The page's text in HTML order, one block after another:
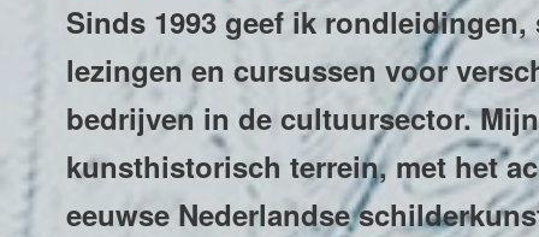
Sinds 1993 geef ik
lezingen en cursussen voor
bedrijven in de cultuursector.
kunsthistorisch terrein, met het
eeuwse Nederlandse